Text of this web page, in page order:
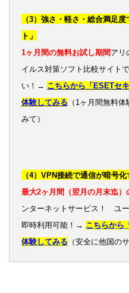
（3）強さ・軽さ・総合満足
ト」
1ヶ月間の無料お試し期間アリ
イルス対策ソフト比較サイト
い！→ こちらから「ESETセ
体験してみる （1ヶ月間無料
みて）
（4）VPN接続で通信が暗号
最大2ヶ月間（翌月の月末迄）
ンターネットサービス！ ユー
即時利用可能！→ こちらから
体験してみる （安全に他国の